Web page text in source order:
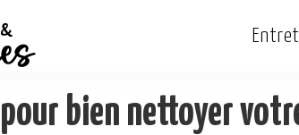
bien nettoyer